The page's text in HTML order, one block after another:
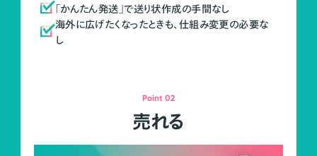
「かんたん発送」で送り状作成の手間なし
海外に広げたくなったときも、仕組み変更の必要な
し
Point 02
売れる